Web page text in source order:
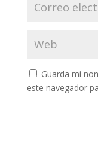
Guarda mi
este navegador